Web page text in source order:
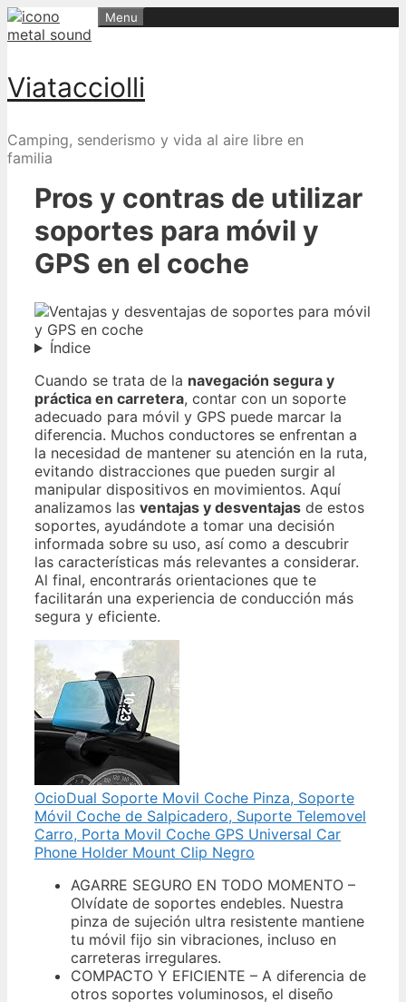
Skip
to
Viatacciolli
Camping, senderismo y vida al aire libre en
familia
Menu
Pros y contras de utilizar
soportes para móvil y
GPS en el coche
Índice
Cuando se trata de la navegación segura y
práctica en carretera, contar con un soporte
adecuado para móvil y GPS puede marcar la
diferencia. Muchos conductores se enfrentan a
la necesidad de mantener su atención en la ruta,
evitando distracciones que pueden surgir al
manipular dispositivos en movimientos. Aquí
analizamos las ventajas y desventajas de estos
soportes, ayudándote a tomar una decisión
informada sobre su uso, así como a descubrir
las características más relevantes a considerar.
Al final, encontrarás orientaciones que te
facilitarán una experiencia de conducción más
segura y eficiente.
OcioDual Soporte Movil Coche Pinza, Soporte
Móvil Coche de Salpicadero, Suporte Telemovel
Carro, Porta Movil Coche GPS Universal Car
Phone Holder Mount Clip Negro
AGARRE SEGURO EN TODO MOMENTO –
Olvídate de soportes endebles. Nuestra
pinza de sujeción ultra resistente mantiene
tu móvil fijo sin vibraciones, incluso en
carreteras irregulares.
COMPACTO Y EFICIENTE – A diferencia de
otros soportes voluminosos, el diseño